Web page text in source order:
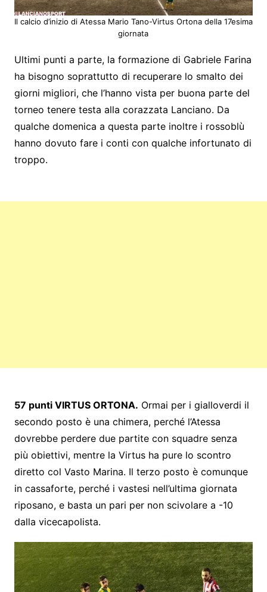
Il calcio d’inizio di Atessa Mario Tano-Virtus Ortona della 17esima
giornata
Ultimi punti a parte, la formazione di Gabriele Farina
ha bisogno soprattutto di recuperare lo smalto dei
giorni migliori, che l’hanno vista per buona parte del
torneo tenere testa alla corazzata Lanciano. Da
qualche domenica a questa parte inoltre i rossoblù
hanno dovuto fare i conti con qualche infortunato di
troppo.
57 punti VIRTUS ORTONA. Ormai per i gialloverdi il
secondo posto è una chimera, perché l’Atessa
dovrebbe perdere due partite con squadre senza
più obiettivi, mentre la Virtus ha pure lo scontro
diretto col Vasto Marina. Il terzo posto è comunque
in cassaforte, perché i vastesi nell’ultima giornata
riposano, e basta un pari per non scivolare a -10
dalla vicecapolista.